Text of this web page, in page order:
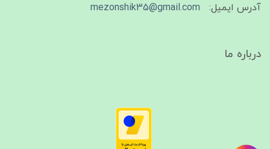
آدرس ایمیل:
mezonshik35@gmail.com
درباره ما